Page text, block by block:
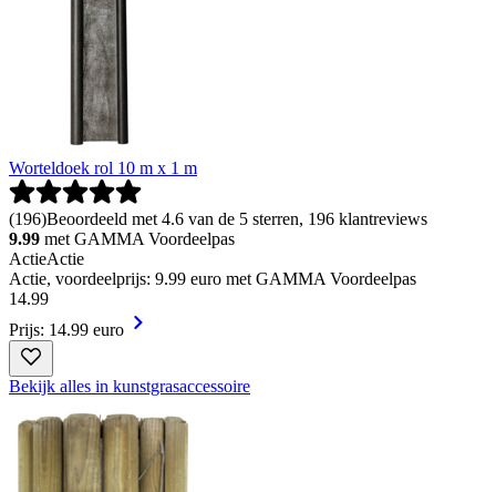
Worteldoek rol 10 m x 1 m
(196)Beoordeeld met 4.6 van de 5 sterren, 196 klantreviews
9.99 met GAMMA Voordeelpas
ActieActie
Actie, voordeelprijs: 9.99 euro met GAMMA Voordeelpas
14.99
Prijs: 14.99 euro
Bekijk alles in kunstgrasaccessoire